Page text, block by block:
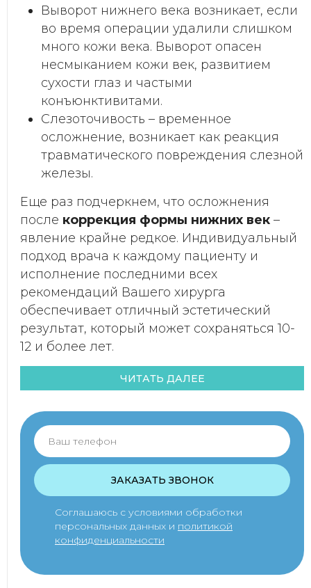
Выворот нижнего века возникает, если
во время операции удалили слишком
много кожи века. Выворот опасен
несмыканием кожи век, развитием
сухости глаз и частыми
конъюнктивитами.
Слезоточивость – временное
осложнение, возникает как реакция
травматического повреждения слезной
железы.
Еще раз подчеркнем, что осложнения
после коррекция формы нижних век –
явление крайне редкое. Индивидуальный
подход врача к каждому пациенту и
исполнение последними всех
рекомендаций Вашего хирурга
обеспечивает отличный эстетический
результат, который может сохраняться 10-
12 и более лет.
ЧИТАТЬ ДАЛЕЕ
ЗАКАЗАТЬ ЗВОНОК
Соглашаюсь с условиями обработки
персональных данных и политикой
конфиденциальности